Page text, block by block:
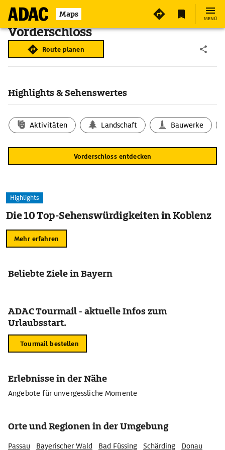
Maps MENÜ
Vorderschloss
Route planen
Highlights & Sehenswertes
Aktivitäten Landschaft Bauwerke
Vorderschloss entdecken
Highlights
Die 10 Top-Sehenswürdigkeiten in Koblenz
Mehr erfahren
Beliebte Ziele in Bayern
ADAC Tourmail - aktuelle Infos zum
Urlaubsstart.
Tourmail bestellen
Erlebnisse in der Nähe
Angebote für unvergessliche Momente
Orte und Regionen in der Umgebung
Passau Bayerischer Wald Bad Füssing Schärding Donau